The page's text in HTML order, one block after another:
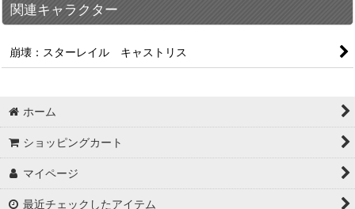
関連キャラクター
崩壊：スターレイル キャストリス
ホーム
ショッピングカート
マイページ
最近チェックしたアイテム